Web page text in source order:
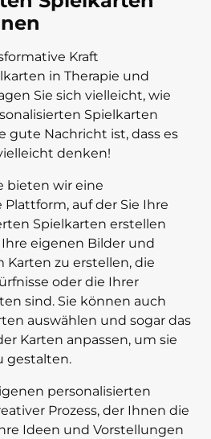
Kraft
in Therapie und
Sie sich vielleicht, wie
Spielkarten
gute Nachricht ist, dass es
denken!
bieten wir eine
auf der Sie Ihre
Spielkarten erstellen
eigenen Bilder und
Karten zu erstellen, die
oder die Ihrer
sind. Sie können auch
auswählen und sogar das
Karten anpassen, um sie
gestalten.
personalisierten
Prozess, der Ihnen die
Ideen und Vorstellungen